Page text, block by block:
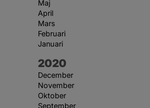
Maj
April
Mars
Februari
Januari
År:
2020
December
November
Oktober
September